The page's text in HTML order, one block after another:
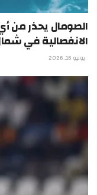
الصومال يحذر من
الانفصالية في
يونيو 16, 2026